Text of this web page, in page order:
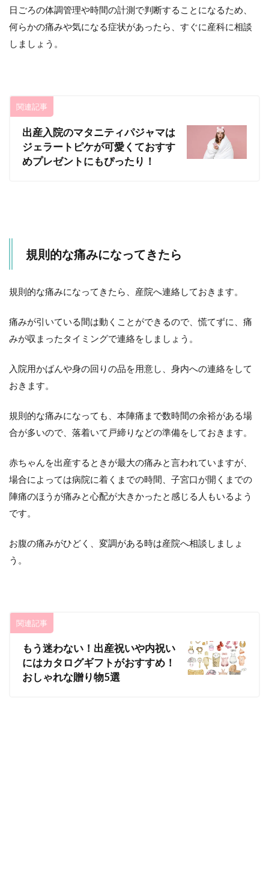
の切
ケア
の
入
院
中
か
ら
骨
心
裕
ラ
ッ
日ごろの体調管理や時間の計測で判断することになるため、
何らかの痛みや気になる症状があったら、すぐに産科に相談
しましょう。
関連記事
出産入院のマタニティパジャマは
ジェラートピケが可愛くておすす
めプレゼントにもぴったり！
規則的な痛みになってきたら
規則的な痛みになってきたら、産院へ連絡しておきます。
痛みが引いている間は動くことができるので、慌てずに、痛
みが収まったタイミングで連絡をしましょう。
入院用かばんや身の回りの品を用意し、身内への連絡をして
おきます。
規則的な痛みになっても、本陣痛まで数時間の余裕がある場
合が多いので、落着いて戸締りなどの準備をしておきます。
赤ちゃんを出産するときが最大の痛みと言われていますが、
場合によっては病院に着くまでの時間、子宮口が開くまでの
陣痛のほうが痛みと心配が大きかったと感じる人もいるよう
です。
お腹の痛みがひどく、変調がある時は産院へ相談しましょ
う。
関連記事
もう迷わない！出産祝いや内祝い
にはカタログギフトがおすすめ！
おしゃれな贈り物5選